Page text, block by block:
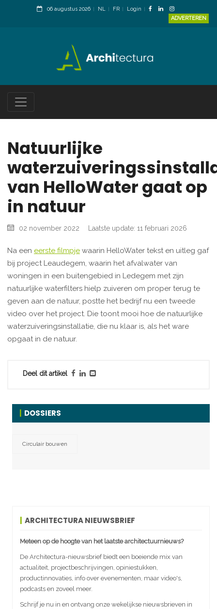
06 augustus 2026 NL FR
Login
ADVERTEREN
Natuurlijke
van HelloWater gaat op
in natuur
02 november 2022 Laatste update: 11 februari 2026
Na een eerste filmpje waarin HelloWater tekst en uitleg gaf
bij project Leaudegem, waarin het afvalwater van
woningen in een buitengebied in Ledegem met zijn
natuurlijke waterfilters hielp zuiveren om proper terug te
geven aan de natuur, postte het bedrijf nu een tweede
video over het project. Die toont mooi hoe de natuurlijke
waterzuiveringsinstallatie, die nu klaar is, als het ware
opgaat in de natuur.
Deel dit artikel
DOSSIERS
Circulair bouwen
ARCHITECTURA NIEUWSBRIEF
Meteen op de hoogte van het laatste architectuurnieuws?
De Architectura-nieuwsbrief biedt een boeiende mix van
actualiteit, projectbeschrijvingen, opiniestukken,
productinnovaties, info over evenementen, maar video's,
podcasts en zoveel meer.
Schrijf je nu in en ontvang onze wekelijkse nieuwsbrieven in